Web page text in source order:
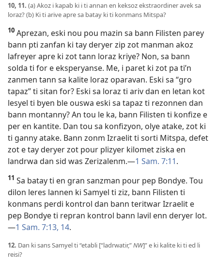
10, 11. (a) Akoz i kapab ki i ti annan en keksoz ekstraordiner avek sa
loraz? (b) Ki ti arive apre sa batay ki ti konmans Mitspa?
10 Aprezan, eski nou pou mazin sa bann Filisten parey
bann pti zanfan ki tay deryer zip zot manman akoz
lafreyer apre ki zot tann loraz kriye? Non, sa bann
solda ti for e eksperyanse. Me, i paret ki zot pa ti’n
zanmen tann sa kalite loraz oparavan. Eski sa “gro
tapaz” ti sitan for? Eski sa loraz ti ariv dan en letan kot
lesyel ti byen ble ouswa eski sa tapaz ti rezonnen dan
bann montanny? An tou le ka, bann Filisten ti konfize e
per en kantite. Dan tou sa konfizyon, olye atake, zot ki
ti ganny atake. Bann zonm Izraelit ti sorti Mitspa, defet
zot e tay deryer zot pour plizyer kilomet ziska en
landrwa dan sid was Zerizalenm.​—1 Sam. 7:11.
11 Sa batay ti en gran sanzman pour pep Bondye. Tou
dilon leres lannen ki Samyel ti ziz, bann Filisten ti
konmans perdi kontrol dan bann teritwar Izraelit e
pep Bondye ti repran kontrol bann lavil enn deryer lot.​
—1 Sam. 7:13, 14.
12. Dan ki sans Samyel ti “etabli [“ladrwatir,”NW]” e ki kalite ki ti ed li
reisi?